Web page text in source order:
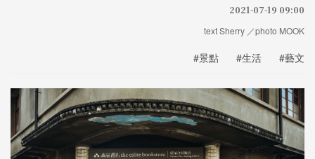
2021-07-19 09:00
text Sherry ／photo MOOK
#景點 #生活 #藝文